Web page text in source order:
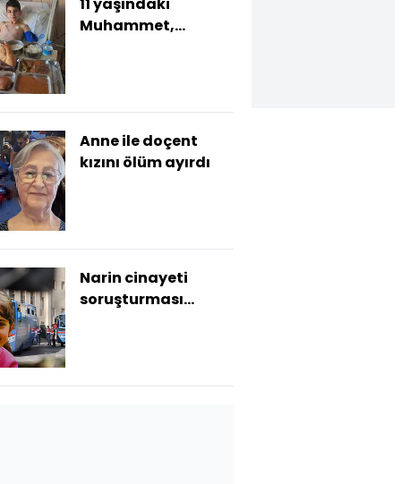
Muhammet,
Anne ile doçent
kızını ölüm ayırdı
Narin cinayeti
soruşturması